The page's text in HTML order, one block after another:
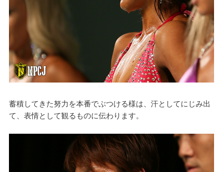
蓄積してきた努力を本番でぶつける様は、汗としてにじみ出
て、表情として観るものに伝わります。